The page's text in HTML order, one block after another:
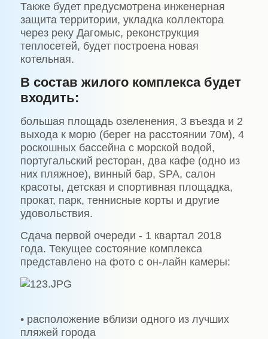
Также будет предусмотрена инженерная
защита территории, укладка коллектора
через реку Дагомыс, реконструкция
теплосетей, будет построена новая
котельная.
В состав жилого комплекса будет
входить:
большая площадь озеленения, 3 въезда и 2
выхода к морю (берег на расстоянии 70м), 4
роскошных бассейна с морской водой,
португальский ресторан, два кафе (одно из
них пляжное), винный бар, SPA, салон
красоты, детская и спортивная площадка,
прокат, парк, теннисные корты и другие
удовольствия.
Сдача первой очереди - 1 квартал 2018
года. Текущее состояние комплекса
представлено на фото с он-лайн камеры:
• расположение вблизи одного из лучших
пляжей города